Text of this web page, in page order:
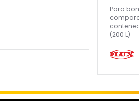
Para
(200 L)